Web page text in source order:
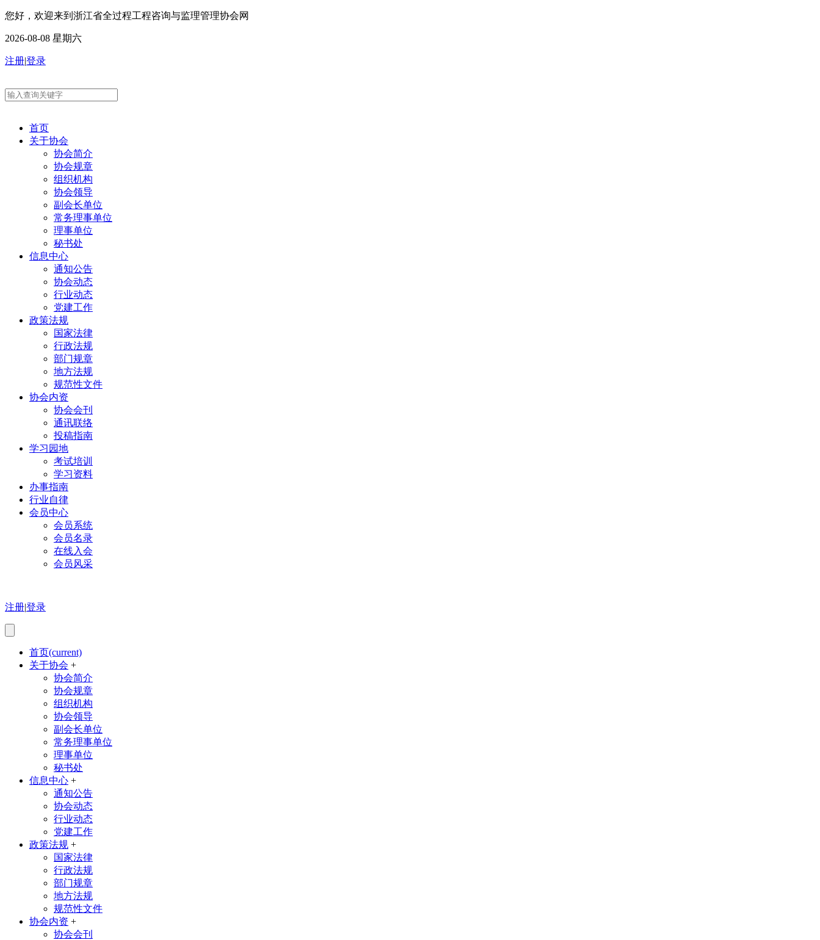
您好，欢迎来到浙江省全过程工程咨询与监理管理协会网
2026-08-08 星期六
注册|登录
首页
关于协会
协会简介
协会规章
组织机构
协会领导
副会长单位
常务理事单位
理事单位
秘书处
信息中心
通知公告
协会动态
行业动态
党建工作
政策法规
国家法律
行政法规
部门规章
地方法规
规范性文件
协会内资
协会会刊
通讯联络
投稿指南
学习园地
考试培训
学习资料
办事指南
行业自律
会员中心
会员系统
会员名录
在线入会
会员风采
注册|登录
首页(current)
关于协会 +
协会简介
协会规章
组织机构
协会领导
副会长单位
常务理事单位
理事单位
秘书处
信息中心 +
通知公告
协会动态
行业动态
党建工作
政策法规 +
国家法律
行政法规
部门规章
地方法规
规范性文件
协会内资 +
协会会刊